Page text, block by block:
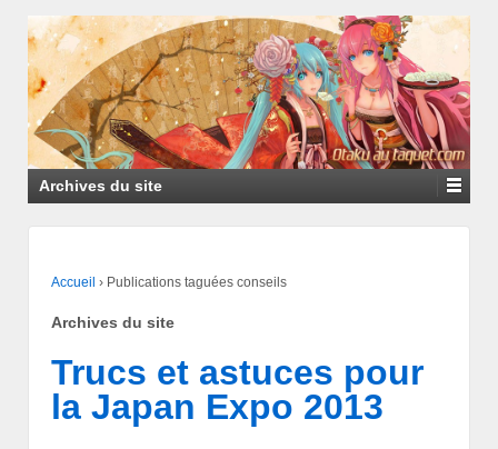
Archives du site
Accueil › Publications taguées conseils
Archives du site
Trucs et astuces pour
la Japan Expo 2013